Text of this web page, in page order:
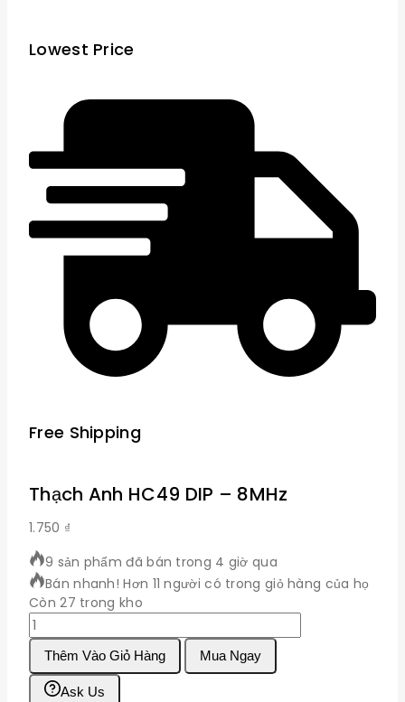
Lowest Price
Free Shipping
Thạch Anh HC49 DIP – 8MHz
1.750 ₫
9 sản phẩm đã bán trong 4 giờ qua
Bán nhanh! Hơn 11 người có trong giỏ hàng của họ
Còn 27 trong kho
Thạch
Anh
HC49
DIP
Thêm Vào Giỏ Hàng Mua Ngay
Ask Us